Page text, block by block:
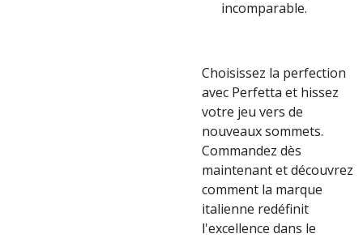
incomparable.
Choisissez la perfection
avec Perfetta et hissez
votre jeu vers de
nouveaux sommets.
Commandez dès
maintenant et découvrez
comment la marque
italienne redéfinit
l'excellence dans le